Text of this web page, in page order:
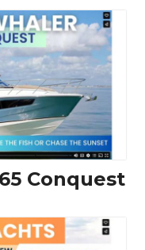
Conquest